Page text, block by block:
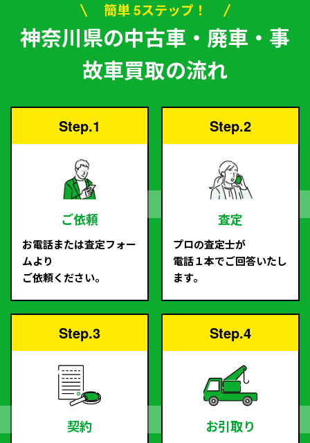
簡単 5ステップ！
神奈川県の中古車・廃車・事
故車買取の流れ
Step.1
ご依頼
お電話または査定フォー
ムより
ご依頼ください。
Step.2
査定
プロの査定士が
電話１本でご回答いたし
ます。
Step.3
契約
Step.4
お引取り